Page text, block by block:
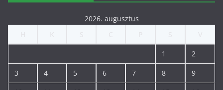
2026. augusztus
1 2
3 4 5 6 7 8 9